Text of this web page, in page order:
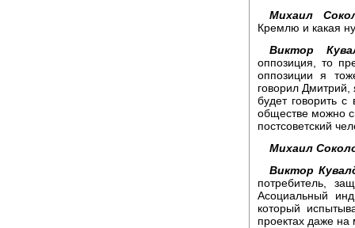
Михаил
Кремлю и какая
Виктор
оппозиция, то
оппозиции я
говорил
будет говорить
обществе можно
постсоветский
Михаил
Виктор
потребитель,
Асоциальный
который
проектах даже